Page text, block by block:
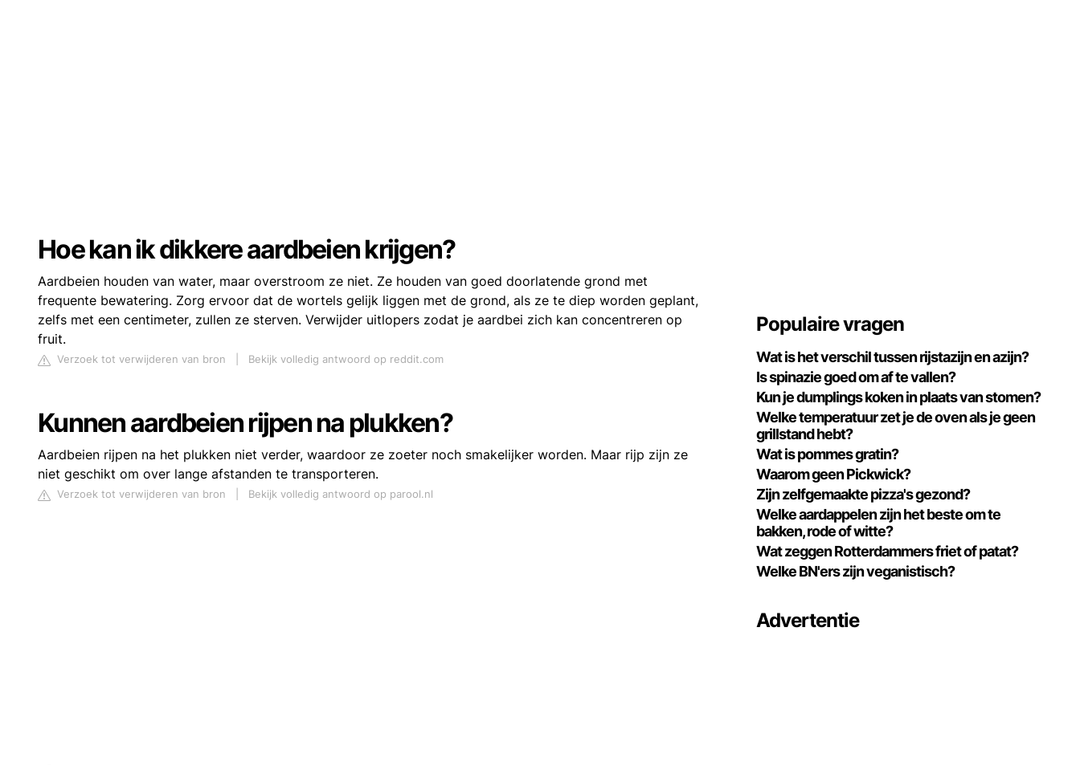
Hoe kan ik dikkere aardbeien krijgen?
Aardbeien houden van water, maar overstroom ze niet. Ze houden van goed doorlatende grond met
frequente bewatering. Zorg ervoor dat de wortels gelijk liggen met de grond, als ze te diep worden geplant,
zelfs met een centimeter, zullen ze sterven. Verwijder uitlopers zodat je aardbei zich kan concentreren op
fruit.
Verzoek tot verwijderen van bron Bekijk volledig antwoord op reddit.com
Kunnen aardbeien rijpen na plukken?
Aardbeien rijpen na het plukken niet verder, waardoor ze zoeter noch smakelijker worden. Maar rijp zijn ze
niet geschikt om over lange afstanden te transporteren.
Verzoek tot verwijderen van bron Bekijk volledig antwoord op parool.nl
Populaire vragen
Wat is het verschil tussen rijstazijn en azijn?
Is spinazie goed om af te vallen?
Kun je dumplings koken in plaats van stomen?
Welke temperatuur zet je de oven als je geen
grillstand hebt?
Wat is pommes gratin?
Waarom geen Pickwick?
Zijn zelfgemaakte pizza's gezond?
Welke aardappelen zijn het beste om te
bakken, rode of witte?
Wat zeggen Rotterdammers friet of patat?
Welke BN'ers zijn veganistisch?
Advertentie